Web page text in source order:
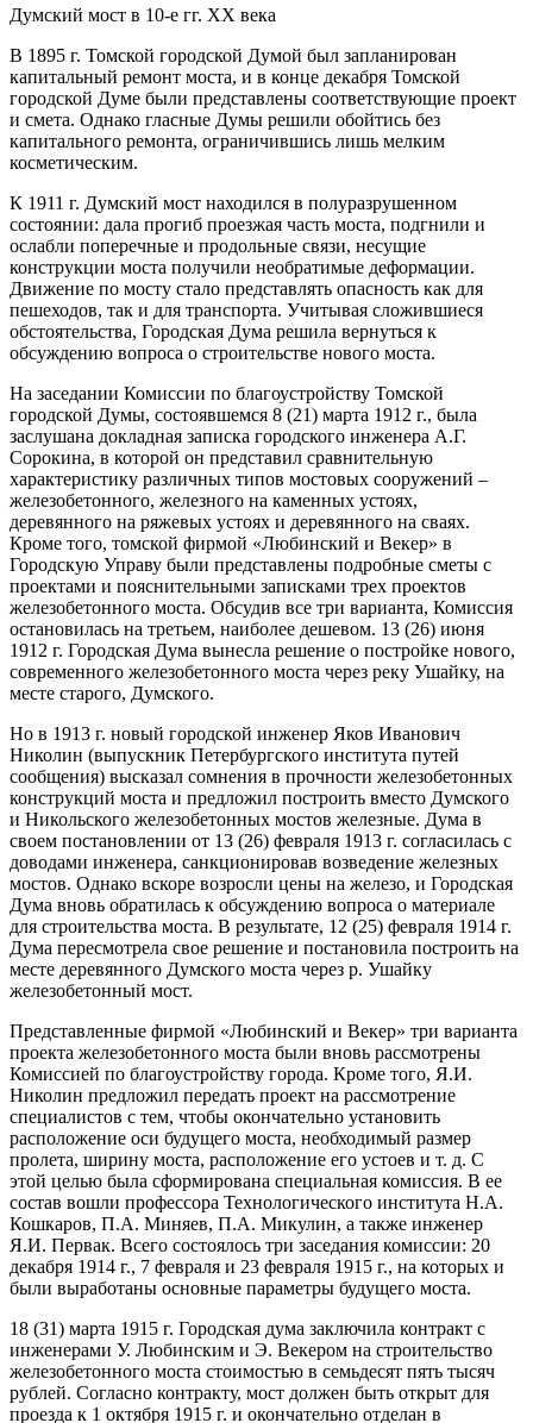
Думский мост в 10-е гг. XX века
В 1895 г. Томской городской Думой был запланирован
капитальный ремонт моста, и в конце декабря Томской
городской Думе были представлены соответствующие проект
и смета. Однако гласные Думы решили обойтись без
капитального ремонта, ограничившись лишь мелким
косметическим.
К 1911 г. Думский мост находился в полуразрушенном
состоянии: дала прогиб проезжая часть моста, подгнили и
ослабли поперечные и продольные связи, несущие
конструкции моста получили необратимые деформации.
Движение по мосту стало представлять опасность как для
пешеходов, так и для транспорта. Учитывая сложившиеся
обстоятельства, Городская Дума решила вернуться к
обсуждению вопроса о строительстве нового моста.
На заседании Комиссии по благоустройству Томской
городской Думы, состоявшемся 8 (21) марта 1912 г., была
заслушана докладная записка городского инженера А.Г.
Сорокина, в которой он представил сравнительную
характеристику различных типов мостовых сооружений –
железобетонного, железного на каменных устоях,
деревянного на ряжевых устоях и деревянного на сваях.
Кроме того, томской фирмой «Любинский и Векер» в
Городскую Управу были представлены подробные сметы с
проектами и пояснительными записками трех проектов
железобетонного моста. Обсудив все три варианта, Комиссия
остановилась на третьем, наиболее дешевом. 13 (26) июня
1912 г. Городская Дума вынесла решение о постройке нового,
современного железобетонного моста через реку Ушайку, на
месте старого, Думского.
Но в 1913 г. новый городской инженер Яков Иванович
Николин (выпускник Петербургского института путей
сообщения) высказал сомнения в прочности железобетонных
конструкций моста и предложил построить вместо Думского
и Никольского железобетонных мостов железные. Дума в
своем постановлении от 13 (26) февраля 1913 г. согласилась с
доводами инженера, санкционировав возведение железных
мостов. Однако вскоре возросли цены на железо, и Городская
Дума вновь обратилась к обсуждению вопроса о материале
для строительства моста. В результате, 12 (25) февраля 1914 г.
Дума пересмотрела свое решение и постановила построить на
месте деревянного Думского моста через р. Ушайку
железобетонный мост.
Представленные фирмой «Любинский и Векер» три варианта
проекта железобетонного моста были вновь рассмотрены
Комиссией по благоустройству города. Кроме того, Я.И.
Николин предложил передать проект на рассмотрение
специалистов с тем, чтобы окончательно установить
расположение оси будущего моста, необходимый размер
пролета, ширину моста, расположение его устоев и т. д. С
этой целью была сформирована специальная комиссия. В ее
состав вошли профессора Технологического института Н.А.
Кошкаров, П.А. Миняев, П.А. Микулин, а также инженер
Я.И. Первак. Всего состоялось три заседания комиссии: 20
декабря 1914 г., 7 февраля и 23 февраля 1915 г., на которых и
были выработаны основные параметры будущего моста.
18 (31) марта 1915 г. Городская дума заключила контракт с
инженерами У. Любинским и Э. Векером на строительство
железобетонного моста стоимостью в семьдесят пять тысяч
рублей. Согласно контракту, мост должен быть открыт для
проезда к 1 октября 1915 г. и окончательно отделан в